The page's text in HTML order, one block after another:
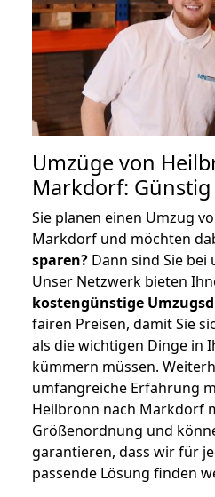
Umzüge von
Markdorf:
Sie planen einen Umzug
Markdorf und möchten
sparen? Dann sind Sie
Unser Netzwerk bieten
kostengünstige
fairen Preisen, damit Sie
als die wichtigen Dinge in
kümmern müssen.
umfangreiche Erfahrung
Heilbronn nach Markdorf
Größenordnung und
garantieren, dass wir für
passende Lösung finden